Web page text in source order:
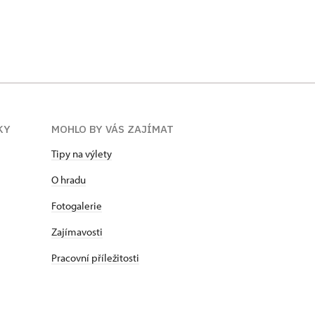
MOHLO BY VÁS ZAJÍMAT
Tipy na výlety
O hradu
Fotogalerie
Zajímavosti
Pracovní příležitosti